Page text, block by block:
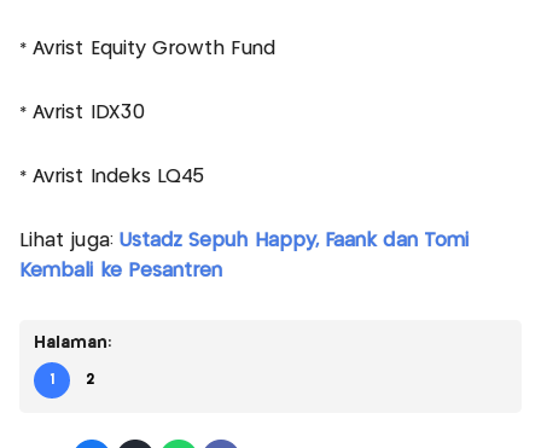
* Avrist Equity Growth Fund
* Avrist IDX30
* Avrist Indeks LQ45
Lihat juga: Ustadz Sepuh Happy, Faank dan Tomi
Kembali ke Pesantren
Halaman:
1 2